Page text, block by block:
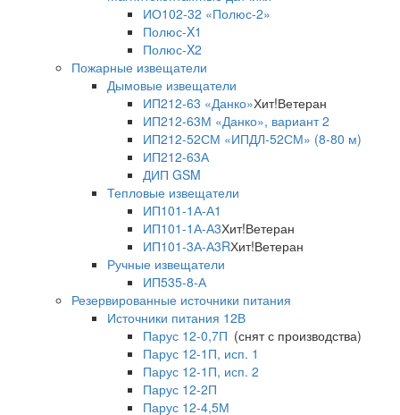
ИО102-32 «Полюс-2»
Полюс-X1
Полюс-X2
Пожарные извещатели
Дымовые извещатели
ИП212-63 «Данко»Хит!Ветеран
ИП212-63М «Данко», вариант 2
ИП212-52СМ «ИПДЛ-52СМ» (8-80 м)
ИП212-63А
ДИП GSM
Тепловые извещатели
ИП101-1А-А1
ИП101-1А-А3Хит!Ветеран
ИП101-3А-А3RХит!Ветеран
Ручные извещатели
ИП535-8-А
Резервированные источники питания
Источники питания 12В
Парус 12-0,7П (снят с производства)
Парус 12-1П, исп. 1
Парус 12-1П, исп. 2
Парус 12-2П
Парус 12-4,5М